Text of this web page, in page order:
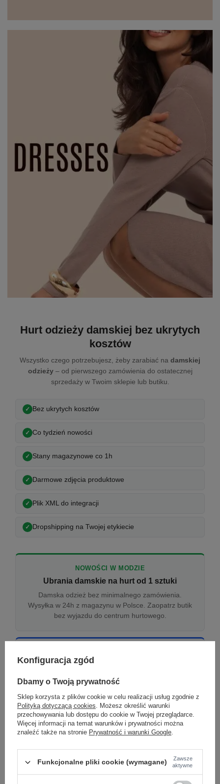
Hurt odzieży damskiej bez ukrytych
kosztów
Wszystko czego potrzebujesz, żeby zarabiać na damskiej
odzieży– od pierwszego zamówienia do ostatecznej
sprzedaży w Twoim sklepie lub butiku.
Bez ukrytych kosztów
Co tydzień nowości
Stany magazynowe co 1h
Darmowe zdjęcia produktowe
Plik XML do integracji
Dropshipping na Twojej etykiecie
NOWOŚCI W MODZIE
Ubrania damskie na hurt od 1 sztuki
Damska odzież bez minimalnego zamówienia.
Wysyłka w 24h z magazynu w Polsce. Zaopatrz butik
bez wyjazdu do centrum hurtowego.
Odzież damska hurtowo online
Internetowa hurtownia damska z plikiem XML/CSV.
Aktualizacja stanów co godzinę.
DROPSHIPPING
Damskie ubrania w dropshippingu
Hurt odzieży damskiej z wysyłką na etykiecie Twojego
sklepu w całej UE. Zero magazynu, zero
Konfiguracja zgód
Dbamy o Twoją prywatność
Sklep korzysta z plików cookie w celu realizacji usług zgodnie z
Polityką dotyczącą cookies. Możesz określić warunki
przechowywania lub dostępu do cookie w Twojej przeglądarce.
Więcej informacji na temat warunków i prywatności można
znaleźć także na stronie Prywatność i warunki Google.
Funkcjonalne pliki cookie (wymagane)
Zawsze
aktywne